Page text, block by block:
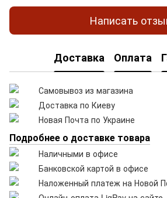
Написать
Доставка Оплата
Самовывоз из магазина
Доставка по Киеву
Новая Почта по Украине
Подробнее о доставке товара
Наличными в офисе
Банковской картой в офисе
Наложенный платеж на Новой